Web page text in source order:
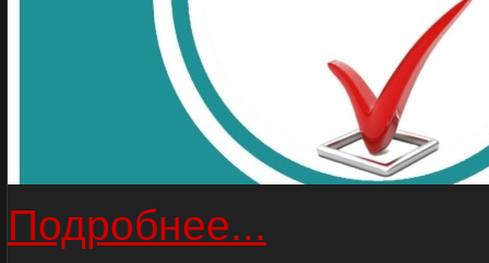
Подробнее...